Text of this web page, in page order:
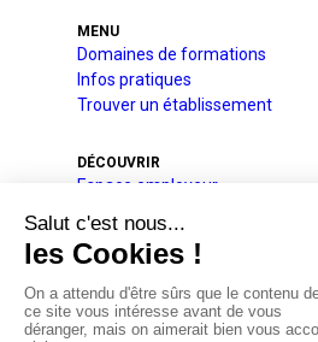
MENU
Domaines de formations
Infos pratiques
Trouver un établissement
DÉCOUVRIR
Espace employeur
Projets pédagogique et éducatif
Qui sommes-nous
Nos partenaires
Actualités